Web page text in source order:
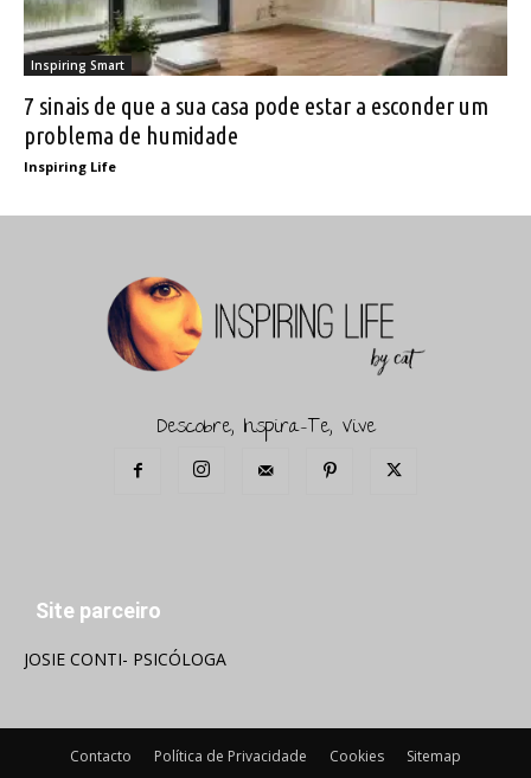
Inspiring Smart
7 sinais de que a sua casa pode estar a esconder um
problema de humidade
Inspiring Life
Descobre, Inspira-Te, Vive
Site parceiro
JOSIE CONTI- PSICÓLOGA
Contacto Política de Privacidade Cookies Sitemap